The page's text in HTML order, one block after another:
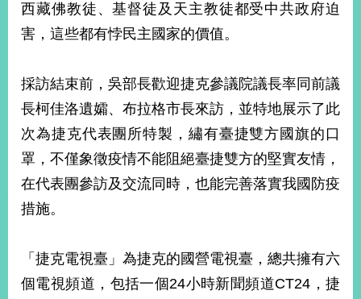
LINEInstagram
X平台
(原推特)
APPYouTube
RSS
政
府
站
資
放
宣
告
西藏佛教徒、基督徒及天主教徒都受中共政府迫
害，這些都有悖民主國家的價值。
採訪結束前，吳部長歡迎捷克參議院議長率同前議
長柯佳洛遺孀、布拉格市長來訪，並特地展示了此
次為捷克代表團所特製，繡有臺捷雙方國旗的口
罩，不僅象徵疫情不能阻絕臺捷雙方的堅實友情，
在代表團參訪及交流同時，也能完善落實我國防疫
措施。
「捷克電視臺」為捷克的國營電視臺，總共擁有六
個電視頻道，包括一個24小時新聞頻道CT24，捷